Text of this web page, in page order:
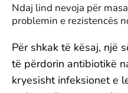
Ndaj lind nevoja për
problemin e rezistencës
Për shkak të kësaj, një
të përdorin antibiotikë
kryesisht infeksionet e